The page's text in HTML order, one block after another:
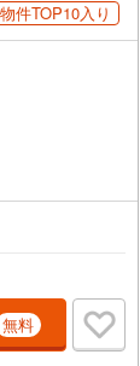
件TOP10入り
無料
(2)